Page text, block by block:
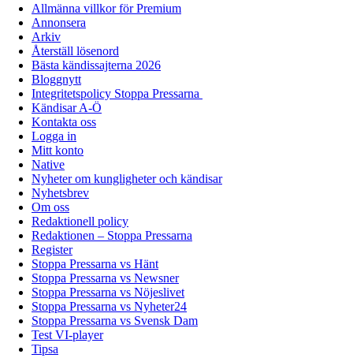
Allmänna villkor för Premium
Annonsera
Arkiv
Återställ lösenord
Bästa kändissajterna 2026
Bloggnytt
Integritetspolicy Stoppa Pressarna
Kändisar A-Ö
Kontakta oss
Logga in
Mitt konto
Native
Nyheter om kungligheter och kändisar
Nyhetsbrev
Om oss
Redaktionell policy
Redaktionen – Stoppa Pressarna
Register
Stoppa Pressarna vs Hänt
Stoppa Pressarna vs Newsner
Stoppa Pressarna vs Nöjeslivet
Stoppa Pressarna vs Nyheter24
Stoppa Pressarna vs Svensk Dam
Test VI-player
Tipsa